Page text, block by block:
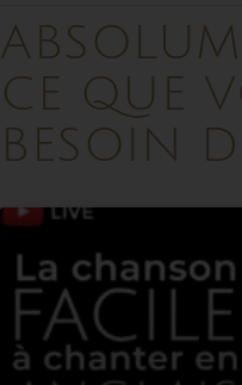
CE QUE
BESOIN